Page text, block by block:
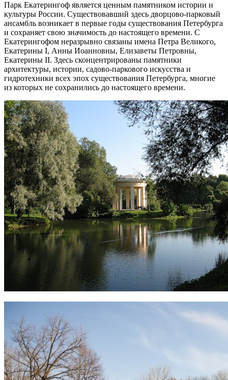
Парк Екатерингоф является ценным памятником истории и
культуры России. Существовавший здесь дворцово-парковый
ансамбль возникает в первые годы существования Петербурга
и сохраняет свою значимость до настоящего времени. С
Екатерингофом неразрывно связаны имена Петра Великого,
Екатерины I, Анны Иоанновны, Елизаветы Петровны,
Екатерины II. Здесь сконцентрированы памятники
архитектуры, истории, садово-паркового искусства и
гидротехники всех эпох существования Петербурга, многие
из которых не сохранились до настоящего времени.